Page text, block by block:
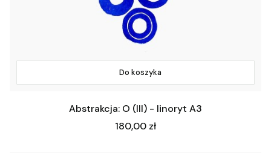
Do koszyka
Abstrakcja: O (III) - linoryt A3
Cena
180,00 zł